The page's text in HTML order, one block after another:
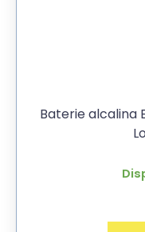
Baterie alcalina